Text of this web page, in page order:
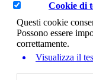
Cookie di
Questi cookie
Possono essere
correttamente.
Visualizza il